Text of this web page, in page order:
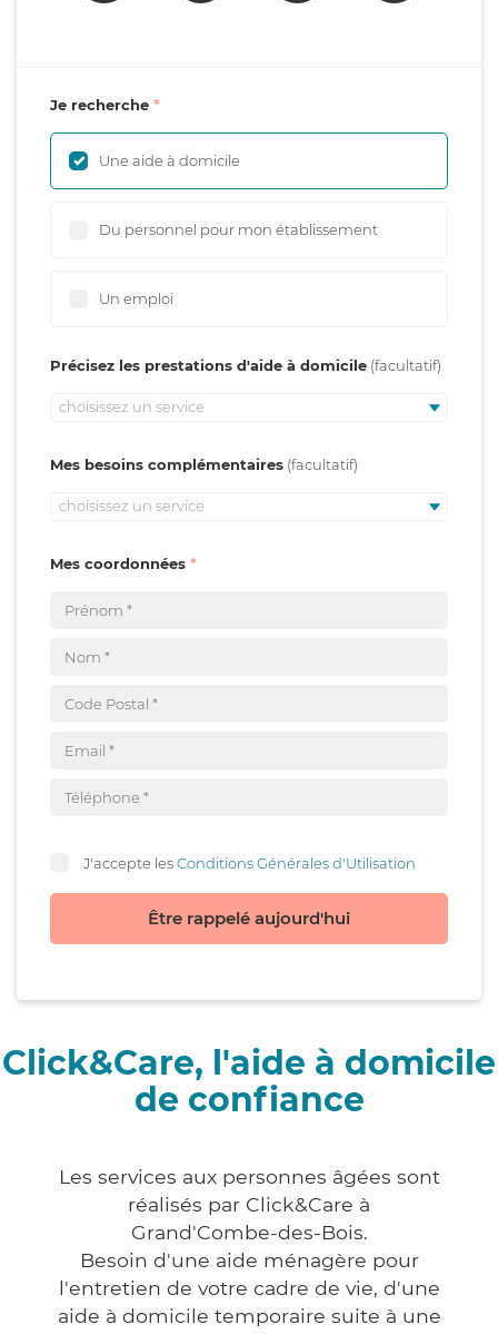
Je recherche
Une aide à domicile
Du personnel pour mon établissement
Un emploi
Précisez les prestations d'aide à domicile
choisissez un service
Mes besoins complémentaires
choisissez un service
Mes coordonnées
J'accepte lesConditions Générales d'Utilisation
Être rappelé aujourd'hui
Click&Care, l'aide à domicile
de confiance
Les services aux personnes âgées sont
réalisés par Click&Care à
Grand'Combe-des-Bois.
Besoin d'une aide ménagère pour
l'entretien de votre cadre de vie, d'une
aide à domicile temporaire suite à une